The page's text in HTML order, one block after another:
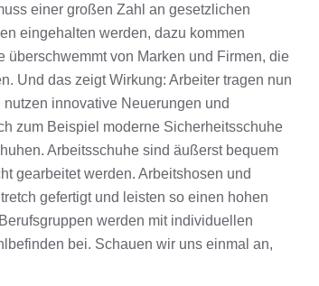
einer großen Zahl an gesetzlichen
eingehalten werden, dazu kommen
überschwemmt von Marken und Firmen, die
Und das zeigt Wirkung: Arbeiter tragen nun
innovative Neuerungen und
zum Beispiel moderne Sicherheitsschuhe
Arbeitsschuhe sind äußerst bequem
gearbeitet werden. Arbeitshosen und
gefertigt und leisten so einen hohen
werden mit individuellen
bei. Schauen wir uns einmal an,